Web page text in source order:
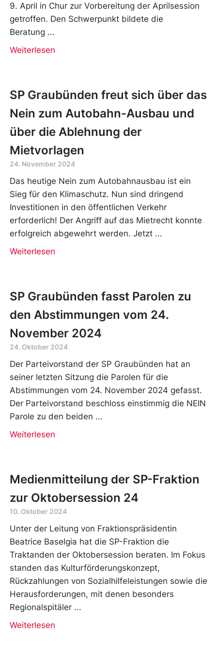
9. April in Chur zur Vorbereitung der Aprilsession
getroffen. Den Schwerpunkt bildete die
Beratung
Weiterlesen
SP Graubünden freut sich über das
Nein zum Autobahn-Ausbau und
über die Ablehnung der
Mietvorlagen
24. November 2024
Das heutige Nein zum Autobahnausbau ist ein
Sieg für den Klimaschutz. Nun sind dringend
Investitionen in den öffentlichen Verkehr
erforderlich! Der Angriff auf das Mietrecht konnte
erfolgreich abgewehrt werden. Jetzt
Weiterlesen
SP Graubünden fasst Parolen zu
den Abstimmungen vom 24.
November 2024
24. Oktober 2024
Der Parteivorstand der SP Graubünden hat an
seiner letzten Sitzung die Parolen für die
Abstimmungen vom 24. November 2024 gefasst.
Der Parteivorstand beschloss einstimmig die NEIN
Parole zu den beiden
Weiterlesen
Medienmitteilung der SP-Fraktion
zur Oktobersession 24
10. Oktober 2024
Unter der Leitung von Fraktionspräsidentin
Beatrice Baselgia hat die SP-Fraktion die
Traktanden der Oktobersession beraten. Im Fokus
standen das Kulturförderungskonzept,
Rückzahlungen von Sozialhilfeleistungen sowie die
Herausforderungen, mit denen besonders
Regionalspitäler
Weiterlesen